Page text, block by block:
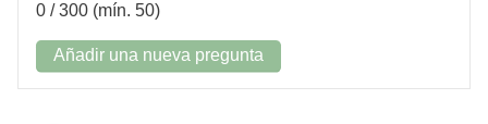
0 / 300 (mín. 50)
Añadir una nueva pregunta